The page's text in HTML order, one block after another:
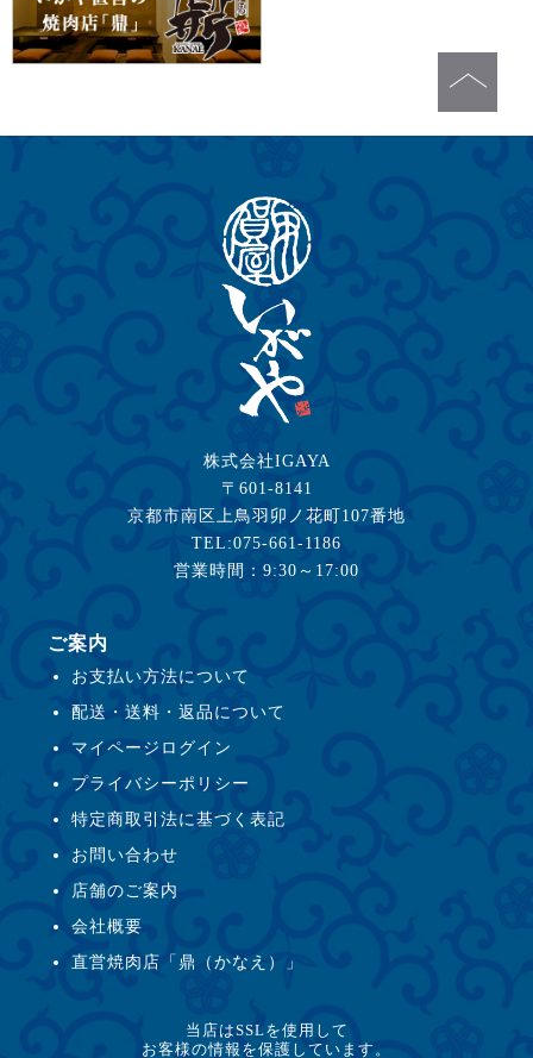
株式会社IGAYA
〒601-8141
京都市南区上鳥羽卯ノ花町107番地
TEL:075-661-1186
営業時間：9:30～17:00
ご案内
お支払い方法について
配送・送料・返品について
マイページログイン
プライバシーポリシー
特定商取引法に基づく表記
お問い合わせ
店舗のご案内
会社概要
直営焼肉店「鼎（かなえ）」
当店はSSLを使用して
お客様の情報を保護しています。